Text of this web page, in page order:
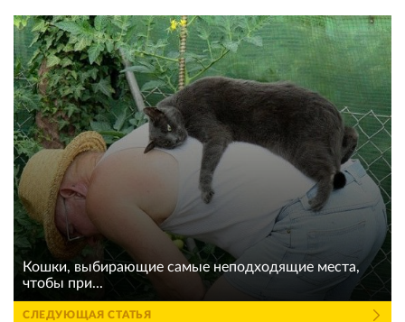
Кошки, выбирающие самые неподходящие места,
чтобы при...
СЛЕДУЮЩАЯ СТАТЬЯ